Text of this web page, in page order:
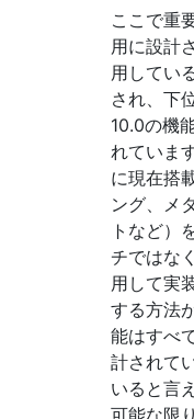
ここで重
用に設計
用してい
され、下
10.0の機
れていま
に現在搭
ング、メ
トなど）
チではな
用して実
する方法
能はすべ
計されて
いると言
可能な限